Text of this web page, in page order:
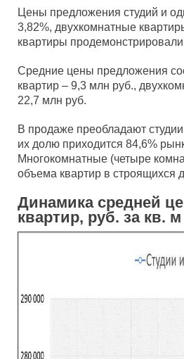
Цены предложения студий и
3,82%, двухкомнатные
квартиры
Средние цены предложения
квартир – 9,3 млн руб.,
22,7 млн руб.
В продаже преобладают
их долю приходится 84,6%
Многокомнатные (четыре
объема квартир в строящихся
Динамика средней
квартир, руб. за кв. м